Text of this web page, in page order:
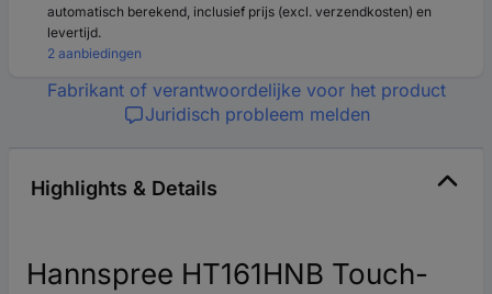
automatisch berekend, inclusief prijs (excl. verzendkosten) en
levertijd.
2 aanbiedingen
Fabrikant of verantwoordelijke voor het product
Juridisch probleem melden
Highlights & Details
Hannspree HT161HNB Touch-